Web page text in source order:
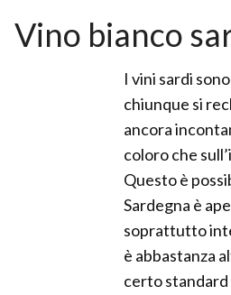
Vino bianco
I vini sardi
chiunque si
ancora
coloro che
Questo è
Sardegna è
soprattutto
è abbastanza
certo standard